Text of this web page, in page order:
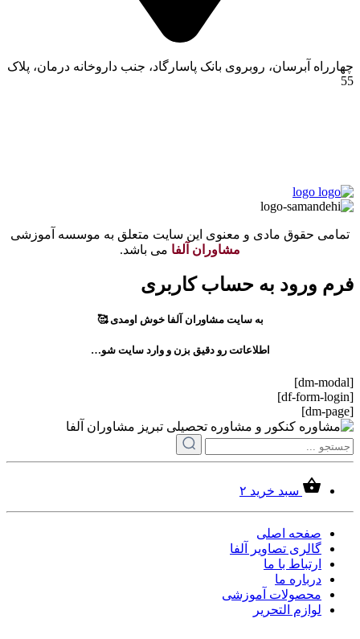
چهارراه آبرسان، روبروی بانک پاسارگاد، جنب داروخانه درمان، پلاک
55
تمامی حقوق مادی و معنوی این سایت متعلق به موسسه آموزشی
مشاوران آلفا می باشد.
فرم ورود به حساب کاربری
به سایت مشاوران آلفا خوش اومدی 🥰
اطلاعاتت رو دقیق بزن و وارد سایت شو…
[dm-modal]
[df-form-login]
[dm-page]
سبد خرید ۲
صفحه اصلی
گالری تصاویر آلفا
ارتباط با ما
درباره ما
محصولات آموزشی
لوازم التحریر